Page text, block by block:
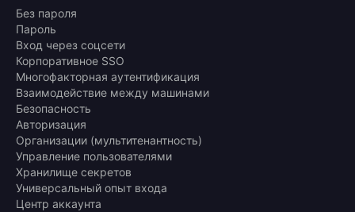
Без пароля
Пароль
Вход через соцсети
Корпоративное SSO
Многофакторная аутентификация
Взаимодействие между машинами
Безопасность
Авторизация
Организации (мультитенантность)
Управление пользователями
Хранилище секретов
Универсальный опыт входа
Центр аккаунта